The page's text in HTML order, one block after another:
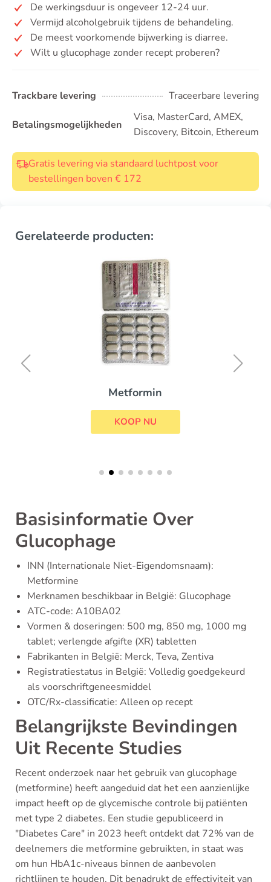
De werkingsduur is ongeveer 12-24 uur.
Vermijd alcoholgebruik tijdens de behandeling.
De meest voorkomende bijwerking is diarree.
Wilt u glucophage zonder recept proberen?
Trackbare levering Traceerbare levering
Betalingsmogelijkheden
Visa, MasterCard, AMEX,
Discovery, Bitcoin, Ethereum
Gratis levering via standaard luchtpost voor
bestellingen boven € 172
Gerelateerde producten:
Metformin
KOOP NU
Basisinformatie Over
Glucophage
INN (Internationale Niet-Eigendomsnaam):
Metformine
Merknamen beschikbaar in België: Glucophage
ATC-code: A10BA02
Vormen & doseringen: 500 mg, 850 mg, 1000 mg
tablet; verlengde afgifte (XR) tabletten
Fabrikanten in België: Merck, Teva, Zentiva
Registratiestatus in België: Volledig goedgekeurd
als voorschriftgeneesmiddel
OTC/Rx-classificatie: Alleen op recept
Belangrijkste Bevindingen
Uit Recente Studies
Recent onderzoek naar het gebruik van glucophage
(metformine) heeft aangeduid dat het een aanzienlijke
impact heeft op de glycemische controle bij patiënten
met type 2 diabetes. Een studie gepubliceerd in
"Diabetes Care" in 2023 heeft ontdekt dat 72% van de
deelnemers die metformine gebruikten, in staat was
om hun HbA1c-niveaus binnen de aanbevolen
richtlijnen te houden. Dit benadrukt de effectiviteit van